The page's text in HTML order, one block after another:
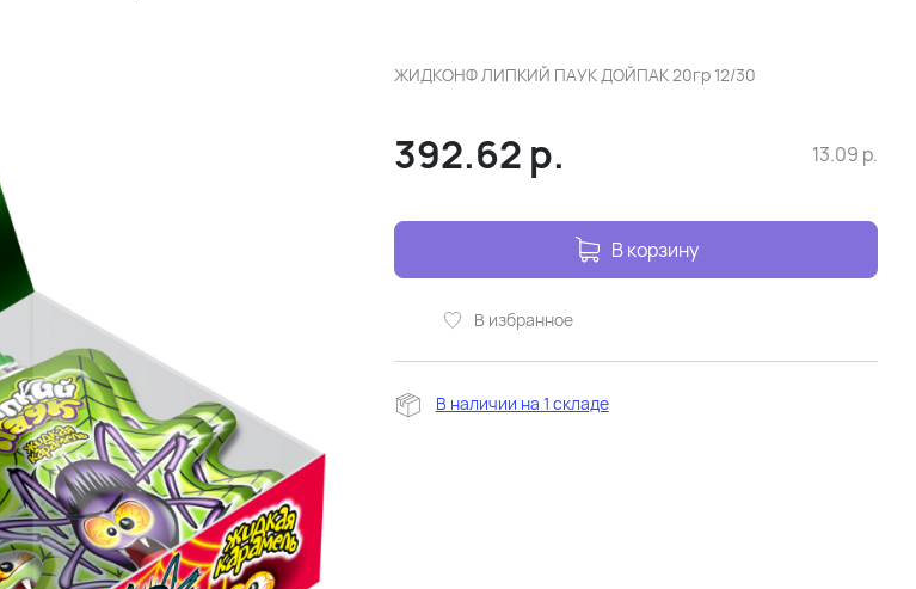
ЖИДКОНФ ЛИПКИЙ ПАУК ДОЙПАК 20гр 12/30
392.62 р. 13.09 р.
В корзину
В избранное
В наличии на 1 складе